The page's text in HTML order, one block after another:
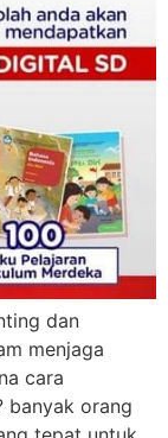
dan
menjaga
cara
banyak orang